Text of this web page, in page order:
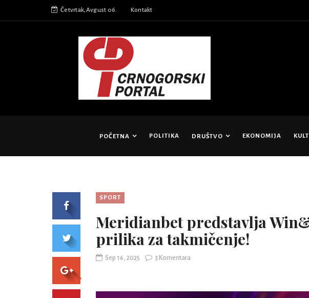
Četvrtak,Avgust 06. Kontakt
POČETNA POLITIKA DRUŠTVO EKONOMIJA
SPORT
Meridianbet predstavlja
prilika za takmičenje!
Sep 16, 2025 3 Komentara